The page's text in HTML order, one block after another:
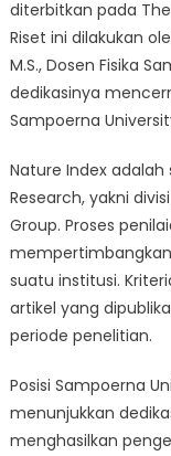
diterbitkan pada
Riset ini dilakukan
M.S., Dosen Fisika
dedikasinya
Sampoerna
Nature Index
Research, yakni
Group. Proses
suatu institusi.
artikel yang
periode penelitian.
Posisi Sampoerna
menunjukkan
menghasilkan